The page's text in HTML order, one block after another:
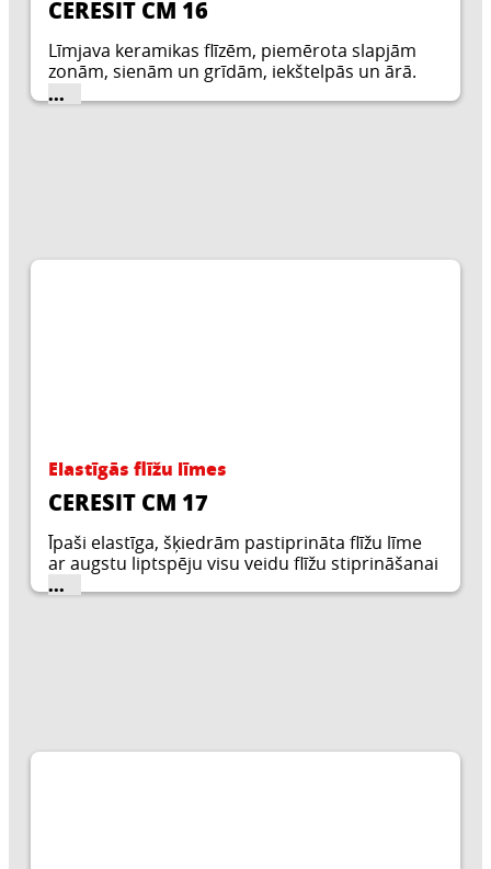
CERESIT CM 16
Līmjava keramikas flīzēm, piemērota slapjām
zonām, sienām un grīdām, iekštelpās un ārā.
...
Elastīgās flīžu līmes
CERESIT CM 17
Īpaši elastīga, šķiedrām pastiprināta flīžu līme
ar augstu liptspēju visu veidu flīžu stiprināšanai
uz sarežģītām pamatnēm un lielformāta flīzēm.
...